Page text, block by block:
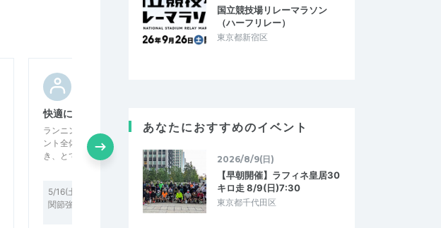
快適に走る方法を学べます
ランニングに必要な体の動かし方を、イベ
ント全体を通して教えていただくことがで
き、とても参考になりました。和気あい…
5/16(土)坂道＆平坦インターバル走＋股
関節強化トレ【サブ3～5時間台の方対…
2026/5/16
大変勉強になりました。来シーズンへのテ
なるとなんとなくペース走で終わってし…
5/3(日)1km×8-10本インターバル走【フ
ル3時間30分～4時間00分対象】
国立競技場リレーマラソン
（ハーフリレー）
東京都新宿区
あなたにおすすめのイベント
2026/8/9(日)
【早朝開催】ラフィネ皇居30
キロ走 8/9(日)7:30
東京都千代田区